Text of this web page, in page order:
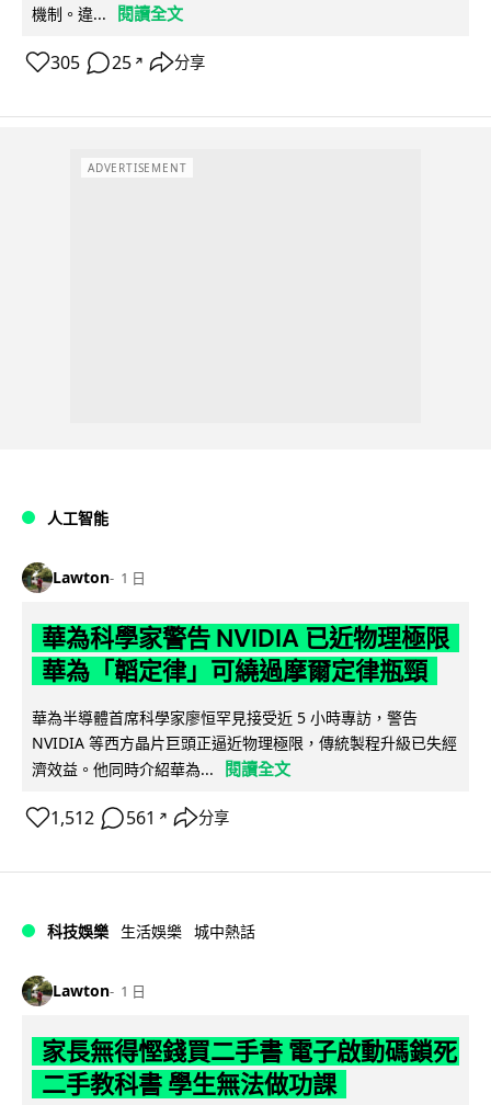
機制。違...
閱讀全文
305 25 ↗ 分享
ADVERTISEMENT
人工智能
Lawton 1 日
華為科學家警告 NVIDIA 已近物理極限
華為「韜定律」可繞過摩爾定律瓶頸
華為半導體首席科學家廖恒罕見接受近 5 小時專訪，警告
NVIDIA 等西方晶片巨頭正逼近物理極限，傳統製程升級已失經
濟效益。他同時介紹華為...
閱讀全文
1,512 561 ↗ 分享
科技娛樂 生活娛樂 城中熱話
Lawton 1 日
家長無得慳錢買二手書 電子啟動碼鎖死
二手教科書 學生無法做功課